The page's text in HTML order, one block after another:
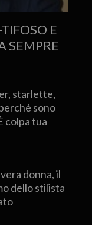
E
SEMPRE
starlette,
sono
colpa tua
donna, il
dello stilista